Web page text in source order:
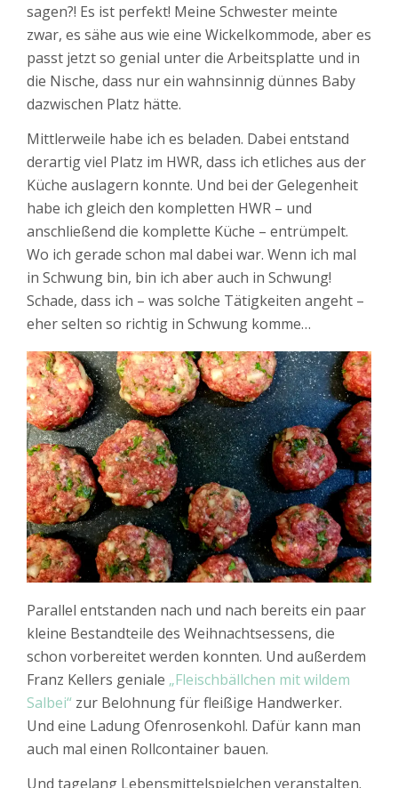
sagen?! Es ist perfekt! Meine Schwester meinte
zwar, es sähe aus wie eine Wickelkommode, aber es
passt jetzt so genial unter die Arbeitsplatte und in
die Nische, dass nur ein wahnsinnig dünnes Baby
dazwischen Platz hätte.
Mittlerweile habe ich es beladen. Dabei entstand
derartig viel Platz im HWR, dass ich etliches aus der
Küche auslagern konnte. Und bei der Gelegenheit
habe ich gleich den kompletten HWR – und
anschließend die komplette Küche – entrümpelt.
Wo ich gerade schon mal dabei war. Wenn ich mal
in Schwung bin, bin ich aber auch in Schwung!
Schade, dass ich – was solche Tätigkeiten angeht –
eher selten so richtig in Schwung komme…
Parallel entstanden nach und nach bereits ein paar
kleine Bestandteile des Weihnachtsessens, die
schon vorbereitet werden konnten. Und außerdem
Franz Kellers geniale „Fleischbällchen mit wildem
Salbei“ zur Belohnung für fleißige Handwerker.
Und eine Ladung Ofenrosenkohl. Dafür kann man
auch mal einen Rollcontainer bauen.
Und tagelang Lebensmittelspielchen veranstalten.